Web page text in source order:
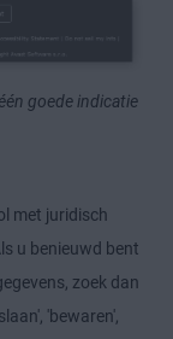
goede indicatie
met juridisch
u benieuwd bent
zoek dan
'bewaren',